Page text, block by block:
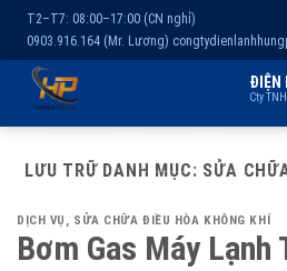
T2–T7: 08:00–17:00 (CN nghỉ)
0903.916.164 (Mr. Lương)
ĐIỆN
Cty
dung
LƯU TRỮ DANH MỤC: SỬA
DỊCH VỤ , SỬA CHỮA ĐIỀU HÒA KHÔNG KHÍ
Bơm Gas Máy Lạnh